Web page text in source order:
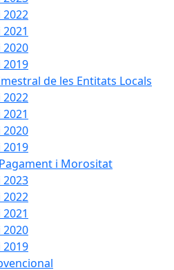
2022
2020
2019
de les Entitats Locals
2022
2020
2019
i Morositat
2023
2022
2020
2019